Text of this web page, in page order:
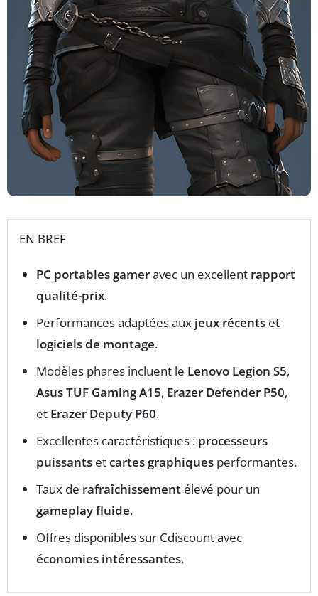
EN BREF
PC portables gameravec un excellent rapport
qualité-prix.
Performances adaptées aux jeux récents et
logiciels de montage.
Modèles phares incluent le Lenovo Legion S5,
Asus TUF Gaming A15, Erazer Defender P50,
et Erazer Deputy P60.
Excellentes caractéristiques : processeurs
puissants etcartes graphiques performantes.
Taux de rafraîchissement élevé pour un
gameplay fluide.
Offres disponibles sur Cdiscount avec
économies intéressantes.